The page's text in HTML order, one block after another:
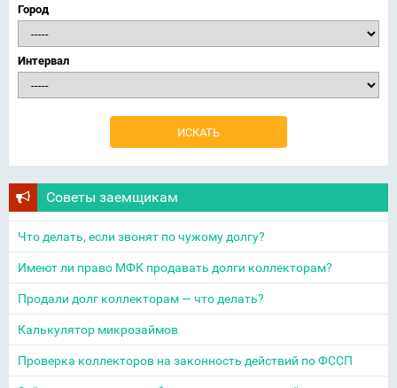
Город
Интервал
Советы заемщикам
Что делать, если звонят по чужому долгу?
Имеют ли право МФК продавать долги коллекторам?
Продали долг коллекторам — что делать?
Калькулятор микрозаймов
Проверка коллекторов на законность действий по ФССП